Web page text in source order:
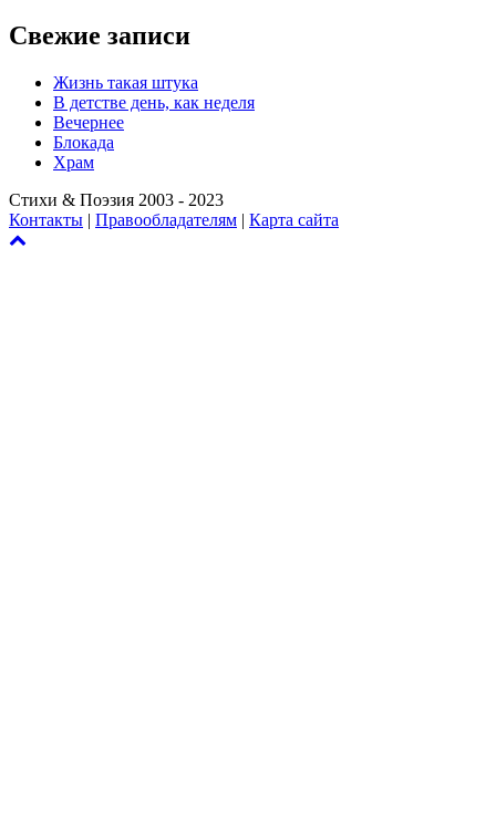
Свежие записи
Жизнь такая штука
В детстве день, как неделя
Вечернее
Блокада
Храм
Стихи & Поэзия 2003 - 2023
Контакты | Правообладателям | Карта сайта